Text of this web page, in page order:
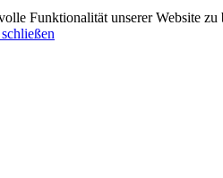
Funktionalität unserer Website